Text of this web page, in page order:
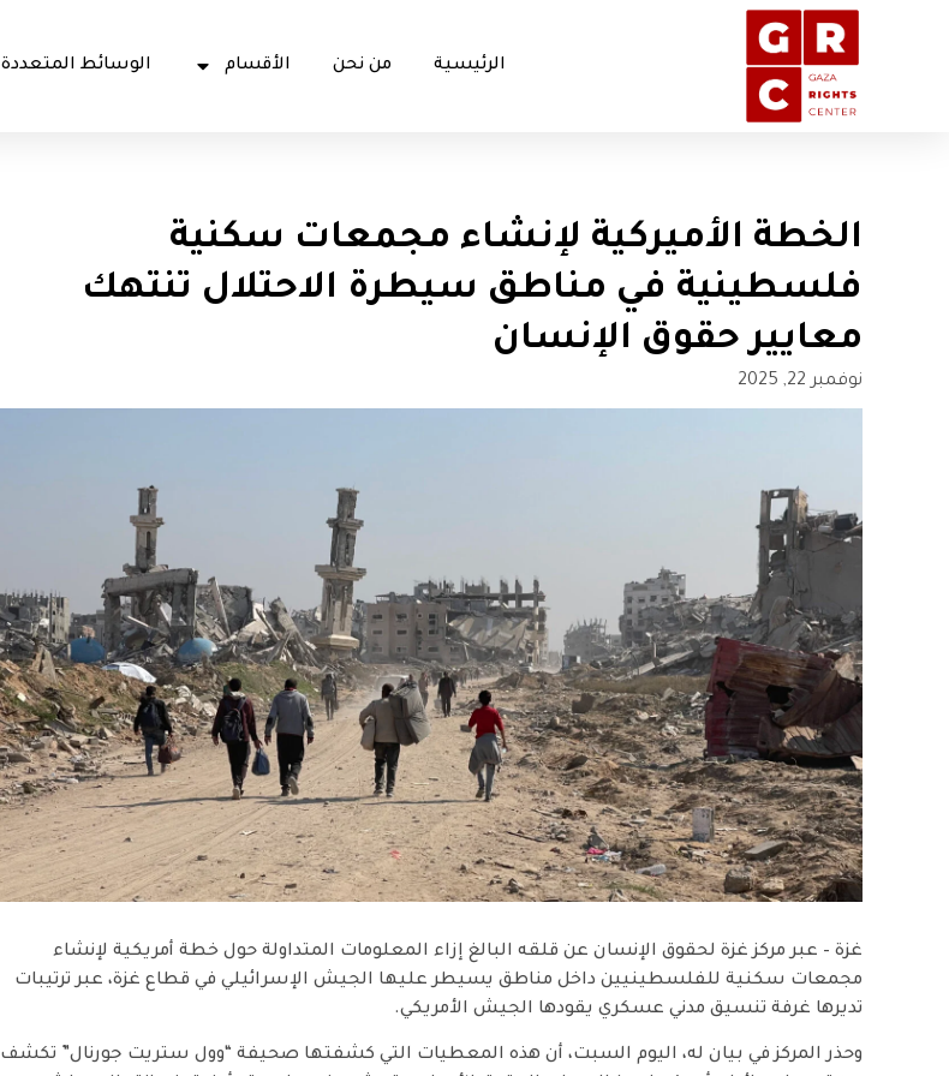
الرئيسية من نحن الأقسام الوسائط المتعددة
الخطة الأميركية لإنشاء مجمعات سكنية
فلسطينية في مناطق سيطرة الاحتلال تنتهك
معايير حقوق الإنسان
نوفمبر 22, 2025
غزة – عبر مركز غزة لحقوق الإنسان عن قلقه البالغ إزاء المعلومات المتداولة حول خطة أمريكية لإنشاء
مجمعات سكنية للفلسطينيين داخل مناطق يسيطر عليها الجيش الإسرائيلي في قطاع غزة، عبر ترتيبات
تديرها غرفة تنسيق مدني عسكري يقودها الجيش الأمريكي.
وحذر المركز في بيان له، اليوم السبت، أن هذه المعطيات التي كشفتها صحيفة “وول ستريت جورنال” تكشف